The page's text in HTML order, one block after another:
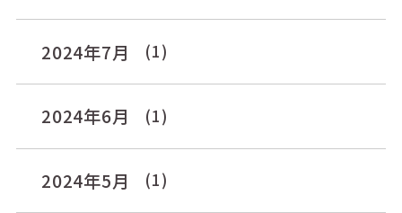
2024年7月 (1)
2024年6月 (1)
2024年5月 (1)